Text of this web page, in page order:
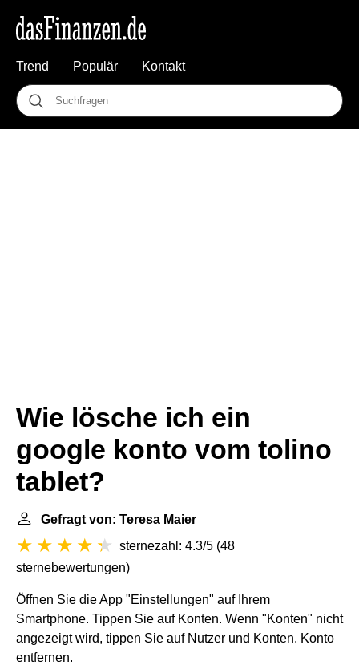
Trend Populär Kontakt
Wie lösche ich ein
google konto vom tolino
tablet?
Gefragt von: Teresa Maier
sternezahl: 4.3/5 (48
sternebewertungen)
Öffnen Sie die App "Einstellungen" auf Ihrem
Smartphone. Tippen Sie auf Konten. Wenn "Konten" nicht
angezeigt wird, tippen Sie auf Nutzer und Konten. Konto
entfernen.